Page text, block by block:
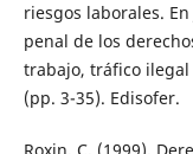
riesgos laborales.
penal de los
trabajo, tráfico
(pp. 3-35). Edisofer.